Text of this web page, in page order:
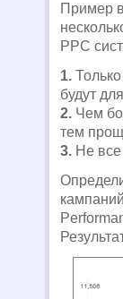
Пример
PPC
1.
будут
2. Чем
тем
3. Не